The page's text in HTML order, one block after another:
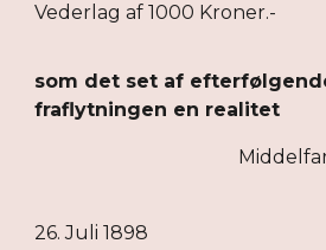
Vederlag af 1000 Kroner.-
som det set af
fraflytningen en realitet
Middelfart
26. Juli 1898